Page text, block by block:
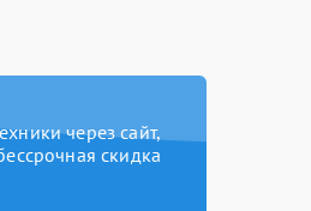
через сайт,
скидка